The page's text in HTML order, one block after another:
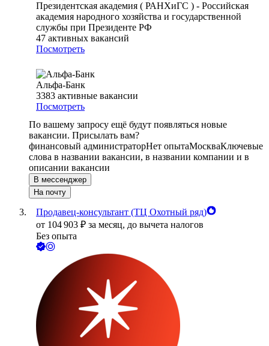
Президентская академия ( РАНХиГС ) - Российская
академия народного хозяйства и государственной
службы при Президенте РФ
47 активных вакансий
Посмотреть
Альфа-Банк
3383 активные вакансии
Посмотреть
По вашему запросу ещё будут появляться новые
вакансии. Присылать вам?
финансовый администраторНет опытаМоскваКлючевые
слова в названии вакансии, в названии компании и в
описании вакансии
В мессенджер
На почту
Продавец-консультант (ТЦ Охотный ряд)
от 104 903 ₽ за месяц, до вычета налогов
Без опыта